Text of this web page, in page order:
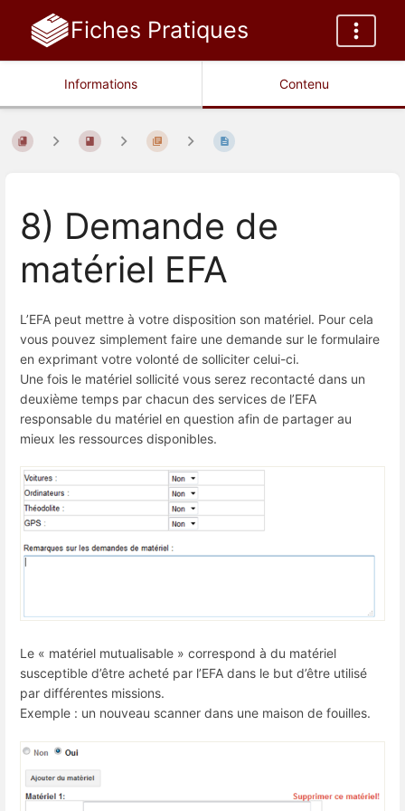
Fiches Pratiques
Informations Contenu
8) Demande de
matériel EFA
L’EFA peut mettre à votre disposition son matériel. Pour cela
vous pouvez simplement faire une demande sur le formulaire
en exprimant votre volonté de solliciter celui-ci.
Une fois le matériel sollicité vous serez recontacté dans un
deuxième temps par chacun des services de l’EFA
responsable du matériel en question afin de partager au
mieux les ressources disponibles.
Le « matériel mutualisable » correspond à du matériel
susceptible d’être acheté par l’EFA dans le but d’être utilisé
par différentes missions.
Exemple : un nouveau scanner dans une maison de fouilles.